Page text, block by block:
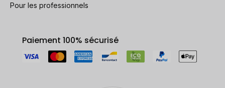
Pour les professionnels
Paiement 100% sécurisé